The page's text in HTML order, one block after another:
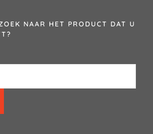
NAAR HET PRODUCT DAT U